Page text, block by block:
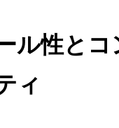
ル性とコ
ィ